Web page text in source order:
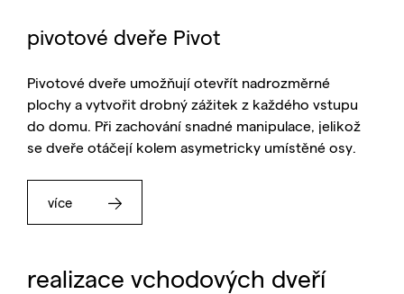
pivotové dveře Pivot
Pivotové dveře umožňují otevřít nadrozměrné
plochy a vytvořit drobný zážitek z každého vstupu
do domu. Při zachování snadné manipulace, jelikož
se dveře otáčejí kolem asymetricky umístěné osy.
více
realizace vchodových dveří